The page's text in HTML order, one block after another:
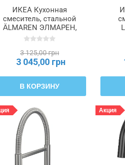
ИКЕА Кухонная
смеситель, стальной
ÄLMAREN ЭЛМАРЕН,
004.551.61
3 125,00 грн
3 045,00 грн
В КОРЗИНУ
Акция